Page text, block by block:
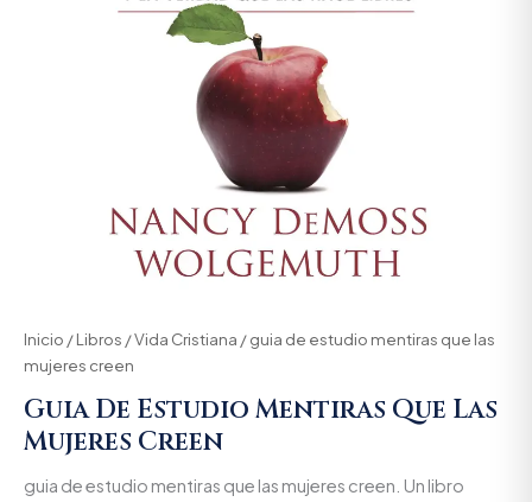
Inicio /Libros /Vida Cristiana / guia de estudio mentiras que las
mujeres creen
Guia De Estudio Mentiras Que Las
Mujeres Creen
guia de estudio mentiras que las mujeres creen. Un libro